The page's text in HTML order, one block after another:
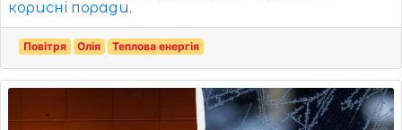
корисні поради.
Повітря Олія Теплова енергія